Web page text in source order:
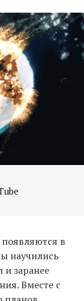
в
научились
и заранее
Вместе с